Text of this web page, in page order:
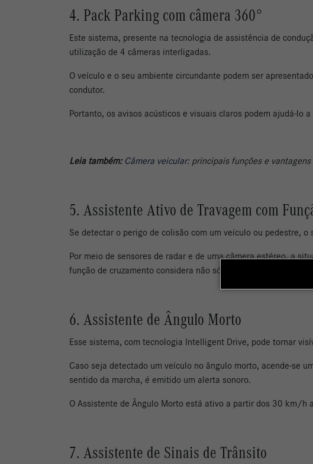
4. Pack Parking com câmera 360°
Este sistema, presente na tecnologia de assistência de
utilização de 4 câmeras interligadas.
O veículo e o seu ambiente circundante podem ser
condutor.
Portanto, os avisos acústicos e visuais claros podem ajudá-lo
Leia também: Câmera veicular: principais funções e vantagens
5. Assistente Ativo de Travagem com
Se detectar o perigo de colisão com um veículo ou pedestre, o
Por meio de sensores de radar e de uma câmera estéreo, a
função de cruzamento considera não só o veículo que
6. Assistente de Ângulo Morto
Esse sistema, com tecnologia Intelligent Drive, pode tornar
Caso seja detectado um veículo no ângulo morto, acende-se
sentido da marcha, é emitido um alerta sonoro.
O Assistente de Ângulo Morto está ativo a partir dos 30 km/h
7. Assistente de Sinais de Trânsito